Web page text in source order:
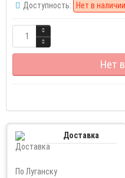
Доступность: Нет в наличии
Нет
Доставка
По Луганску